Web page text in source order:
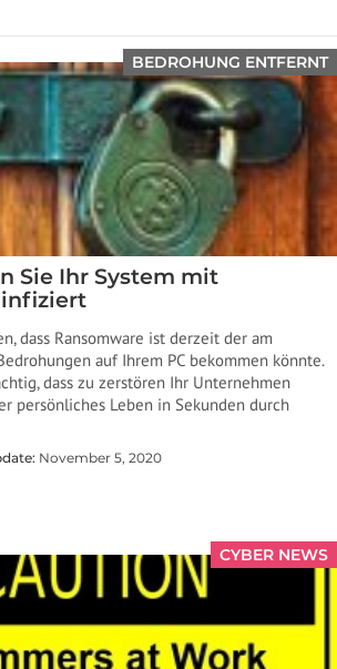
BEDROHUNG ENTFERNT
Sie Ihr System mit
infiziert
dass Ransomware ist derzeit der am
auf Ihrem PC bekommen könnte.
dass zu zerstören Ihr Unternehmen
persönliches Leben in Sekunden durch
November 5, 2020
CYBER NEWS